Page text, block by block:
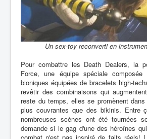
Un sex-toy reconverti en
Pour combattre les Death Dealers, la
Force, une équipe spéciale
bioniques équipées de bracelets high-
revêtir des combinaisons qui
reste du temps, elles se promènent
plus couvrantes que des bikinis. Entre
nombreuses scènes ont été tournées
demande si le gag d'une des héroïnes
combat n'est pas inspiré de faits réels!